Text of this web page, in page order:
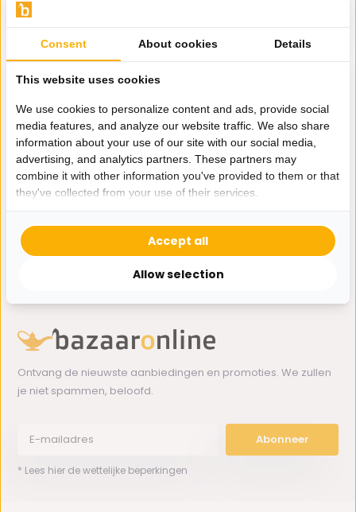
Hulp nodig?
Wij zitten voor je klaar.
0162-231130
klantenservice@bazaaronline.nl
Ontvang de nieuwste aanbiedingen en promoties. We zullen
je niet spammen, beloofd.
Abonneer
* Lees hier de wettelijke beperkingen
Consent About cookies Details
This website uses cookies
We use cookies to personalize content and ads, provide social
media features, and analyze our website traffic. We also share
information about your use of our site with our social media,
advertising, and analytics partners. These partners may
combine it with other information you've provided to them or that
they've collected from your use of their services.
Allow selection
Accept all